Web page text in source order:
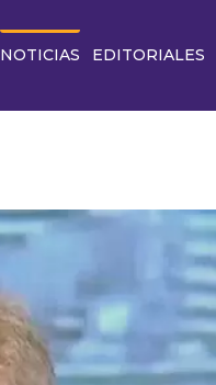
NOTICIAS EDITORIALES